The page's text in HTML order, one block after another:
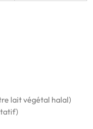
lait végétal halal)